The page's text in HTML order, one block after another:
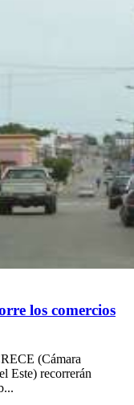
los comercios
(Cámara
Este) recorrerán